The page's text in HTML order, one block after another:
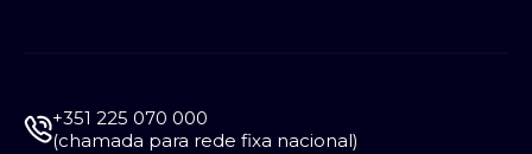
+351 225 070 000
(chamada para rede fixa nacional)